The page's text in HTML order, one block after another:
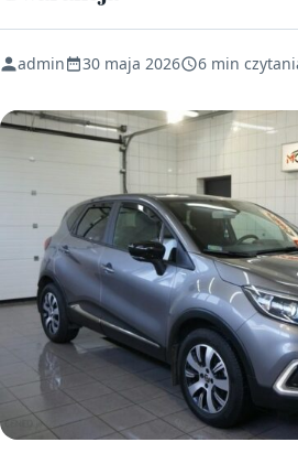
admin 30 maja 2026 6 min